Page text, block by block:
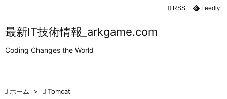
最新IT技術情報_arkgame.com
Coding Changes the World


 RSS Feedly
 ホーム >  Tomcat